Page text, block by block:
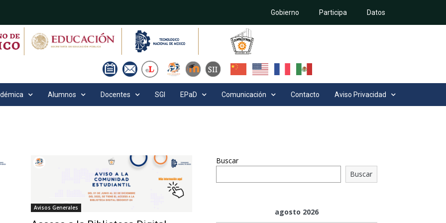
Gobierno Participa Datos
Alumnos Docentes SGI EPaD Comunicación Contacto Aviso Privacidad
Avisos Generales
Buscar
Buscar
agosto 2026